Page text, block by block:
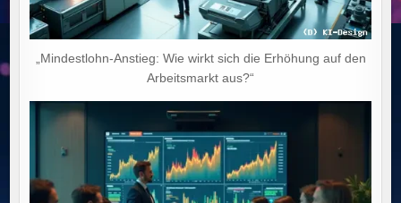
„Mindestlohn-Anstieg: Wie wirkt sich die Erhöhung auf den
Arbeitsmarkt aus?“